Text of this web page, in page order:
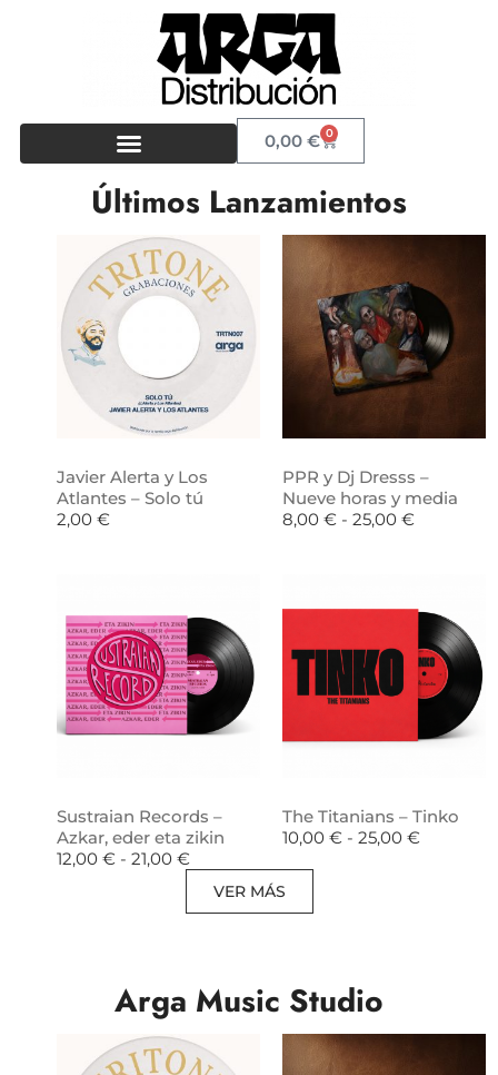
0,00€ 0
Últimos Lanzamientos
Javier Alerta y Los
Atlantes – Solo tú
2,00 €
PPR y Dj Dresss –
Nueve horas y media
8,00 € - 25,00 €
Sustraian Records –
Azkar, eder eta zikin
12,00 € - 21,00 €
The Titanians – Tinko
10,00 € - 25,00 €
VER MÁS
Arga Music Studio